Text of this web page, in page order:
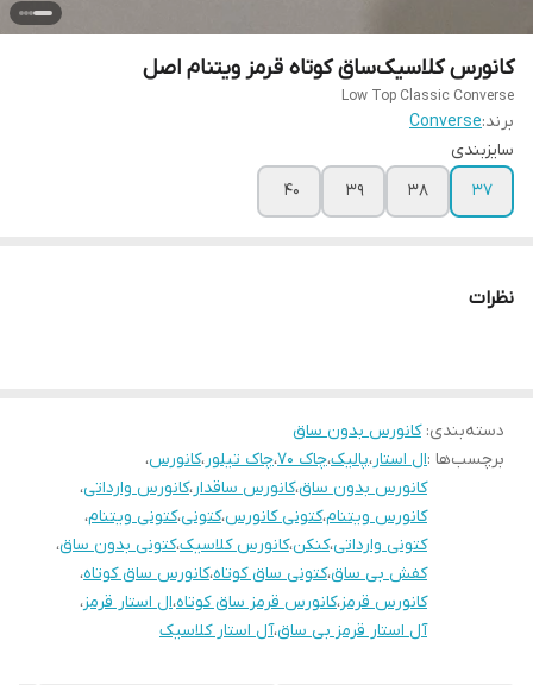
کانورس کلاسیک‌ساق کوتاه قرمز ویتنام اصل
Low Top Classic Converse
برند:Converse
سایزبندی
۳۷
۳۸ ۳۹ ۴۰
نظرات
دسته‌بندی:کانورس بدون ساق
برچسب‌ها :ال استار،پالیک،چاک ۷۰ ،چاک تیلور،کانورس،
کانورس بدون ساق،کانورس ساقدار،کانورس وارداتی،
کانورس ویتنام،کتونی کانورس،کتونی،کتونی ویتنام،
کتونی وارداتی،کنکن،کانورس کلاسیک،کتونی بدون ساق،
کفش بی ساق،کتونی ساق کوتاه،کانورس ساق کوتاه،
کانورس قرمز،کانورس قرمز ساق کوتاه،ال استار قرمز،
آل استار قرمز بی ساق،آل استار کلاسیک